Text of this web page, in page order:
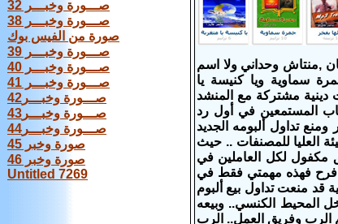
صـــورة وخبـــر 32
صـــورة وخبـــر 38
صورة من الفيس بوك
صـــورة وخبـــر 39
صـــورة وخبـــر 40
صـــورة وخبـــر 41
صـــورة وخبـــر42
صـــورة وخبـــر43
صـــورة وخبـــر44
صورة وخبر 45
صورة وخبر 46
Untitled 7269
,منتاش وحداني ولا اسم
سماوية ويا كنيسة يا
دينية مشتركة مع المنشد
المستمعين في أول رد
تداول ألبومه الجديد
العليا للمصنفات .. حيث
مكفول لكل العاملين في
فرح فهذه مهمتي فقط في
قد منعت تداول بيع ألبوم
المحيط الكنسي.. وبيعه
الرب وفريق العمل.. الرب